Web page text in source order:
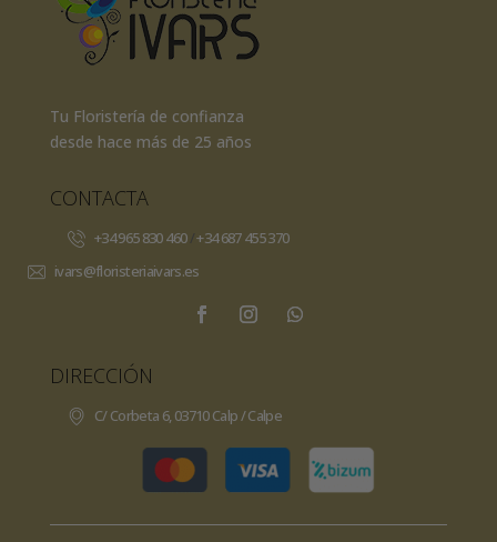
Tu Floristería de confianza
desde hace más de 25 años
CONTACTA
+34 965 830 460/+34 687 455 370
ivars@floristeriaivars.es
DIRECCIÓN
C/ Corbeta 6, 03710 Calp / Calpe